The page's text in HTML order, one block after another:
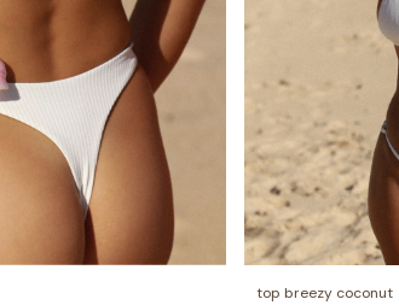
top breezy coconut